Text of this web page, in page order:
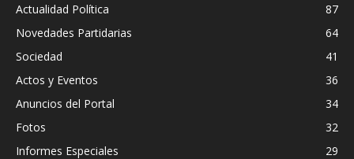
Actualidad Política
87
Novedades Partidarias
64
Sociedad
41
Actos y Eventos
36
Anuncios del Portal
34
Fotos
32
Informes Especiales
29